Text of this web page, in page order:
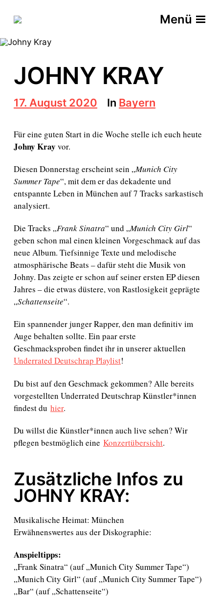
Menü
JOHNY KRAY
B
e
t
r
a
s
d
a
t
u
17. August 2020 In Bayern
Für eine guten Start in die Woche stelle ich euch heute
Johny Kray vor.
Diesen Donnerstag erscheint sein „Munich City
Summer Tape“, mit dem er das dekadente und
entspannte Leben in München auf 7 Tracks sarkastisch
analysiert.
Die Tracks „Frank Sinatra“ und „Munich City Girl“
geben schon mal einen kleinen Vorgeschmack auf das
neue Album. Tiefsinnige Texte und melodische
atmosphärische Beats – dafür steht die Musik von
Johny. Das zeigte er schon auf seiner ersten EP diesen
Jahres – die etwas düstere, von Rastlosigkeit geprägte
„Schattenseite“.
Ein spannender junger Rapper, den man definitiv im
Auge behalten sollte. Ein paar erste
Geschmacksproben findet ihr in unserer aktuellen
Underrated Deutschrap Playlist!
Du bist auf den Geschmack gekommen? Alle bereits
vorgestellten Underrated Deutschrap Künstler*innen
findest du hier.
Du willst die Künstler*innen auch live sehen? Wir
pflegen bestmöglich eine Konzertübersicht.
Zusätzliche Infos zu
JOHNY KRAY:
Musikalische Heimat: München
Erwähnenswertes aus der Diskographie:
Anspieltipps:
„Frank Sinatra“ (auf „Munich City Summer Tape“)
„Munich City Girl“ (auf „Munich City Summer Tape“)
„Bar“ (auf „Schattenseite“)